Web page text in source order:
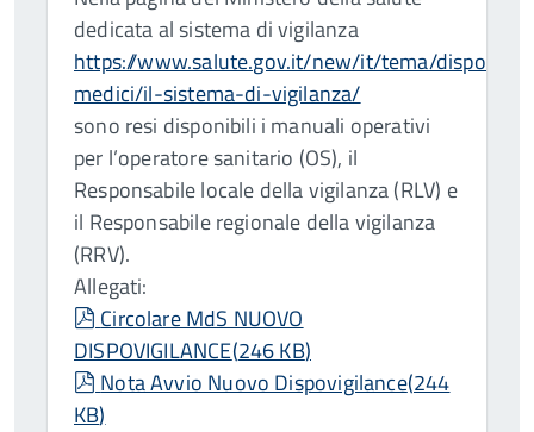
dedicata al sistema di vigilanza
https://www.salute.gov.it/new/it/tema/
medici/il-sistema-di-vigilanza/
sono resi disponibili i manuali operativi
per l’operatore sanitario (OS), il
Responsabile locale della vigilanza (RLV) e
il Responsabile regionale della vigilanza
(RRV).
Allegati:
pdf
Circolare MdS NUOVO
DISPOVIGILANCE(246 KB)
pdf
Nota Avvio Nuovo Dispovigilance(244
KB)